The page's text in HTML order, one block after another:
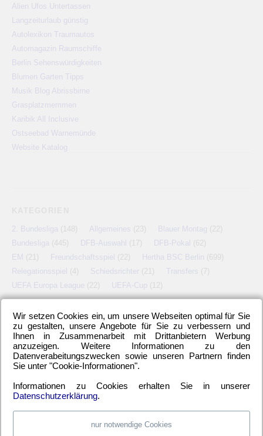
Alien Ufos Untertassen
Langzeiturlaub günstig
Autolexikon Traumautos
Automagazin Raumschiffe
Berlin Sehenswürdigkeiten
Blumen Garten Tipps
Musik Blog Abrissbirne
Grasplatzmemmen
Karibik All Inclusive
Ostseebad Warnemünde
Website Katalog
2. Bundesliga (148) Allgemeines (23) Blauer Montag (22)
Bundesliga (445) DFB-Auswahl (17) DFB-Pokal (62)
EM (21) Freundschaftsspiel (22) Hertha BSC Berlin (699)
Relegationsspiel (4) Schiedsrichter (21) Transfers (7)
UEFA Europa League (22) UEFA-Cup (12)
META
Anmelden Eintrags-Feed Kommentar-Feed WordPress.org
Wir setzen Cookies ein, um unsere Webseiten optimal für Sie
zu gestalten, unsere Angebote für Sie zu verbessern und
Ihnen in Zusammenarbeit mit Drittanbietern Werbung
anzuzeigen. Weitere Informationen zu den
Datenverabeitungszwecken sowie unseren Partnern finden
Sie unter "Cookie-Informationen".
Informationen zu Cookies erhalten Sie in unserer
Datenschutzerklärung.
nur notwendige Cookies